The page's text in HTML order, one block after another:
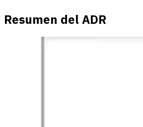
Resumen del ADR